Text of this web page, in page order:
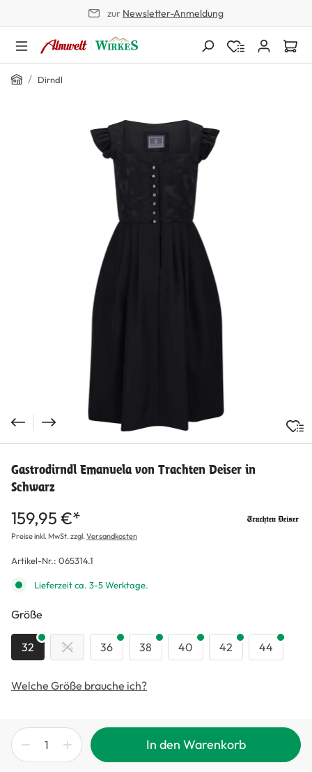
zur Newsletter-Anmeldung
Home
/ Dirndl
Gastrodirndl Emanuela von Trachten Deiser in
Schwarz
159,95 €*
Preise inkl. MwSt. zzgl.Versandkosten
Artikel-Nr.: 065314.1
Lieferzeit ca. 3-5 Werktage.
Größe
32 34 36 38 40 42 44
Welche Größe brauche ich?
In den Warenkorb